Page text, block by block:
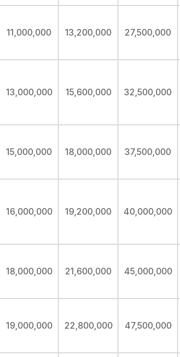
11,000,000 13,200,000 27,500,000
13,000,000 15,600,000 32,500,000
15,000,000 18,000,000 37,500,000
16,000,000 19,200,000 40,000,000
18,000,000 21,600,000 45,000,000
19,000,000 22,800,000 47,500,000